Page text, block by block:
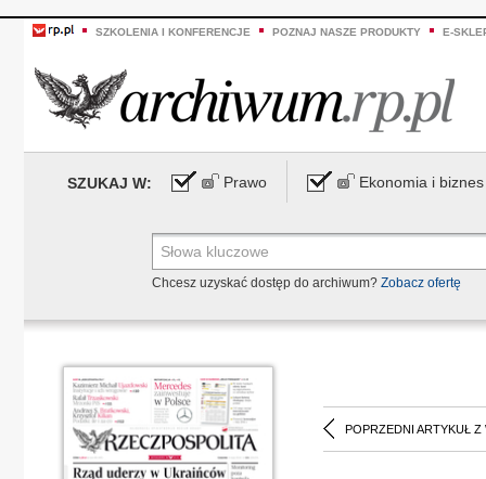
SZKOLENIA I KONFERENCJE POZNAJ NASZE PRODUKTY E-
SZUKAJ W: Prawo Ekonomia i biznes
Chcesz uzyskać dostęp do archiwum? Zobacz ofertę
POPRZEDNI ARTYKUŁ Z